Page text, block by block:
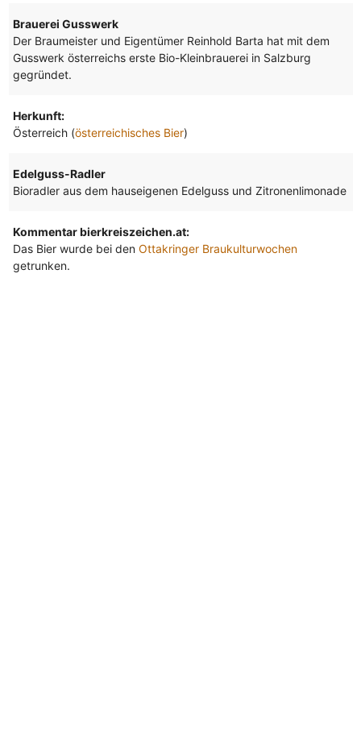
Brauerei Gusswerk
Der Braumeister und Eigentümer Reinhold Barta hat mit dem
Gusswerk österreichs erste Bio-Kleinbrauerei in Salzburg
gegründet.
Herkunft:
Österreich (österreichisches Bier)
Edelguss-Radler
Bioradler aus dem hauseigenen Edelguss und Zitronenlimonade
Kommentar bierkreiszeichen.at:
Das Bier wurde bei den Ottakringer Braukulturwochen
getrunken.